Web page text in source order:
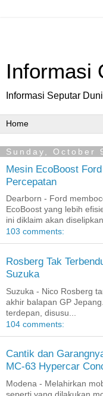
Informasi
Informasi Seputar
Sunday, October
Mesin EcoBoost
Percepatan
Dearborn - Ford
EcoBoost yang lebih
ini diklaim akan
103 comments:
Rosberg Tak
Suzuka
Suzuka - Nico Rosberg
akhir balapan GP
terdepan, disusu...
104 comments:
Cantik dan
MC-63 Hypercar
Modena - Melahirkan
seperti yang dilakukan